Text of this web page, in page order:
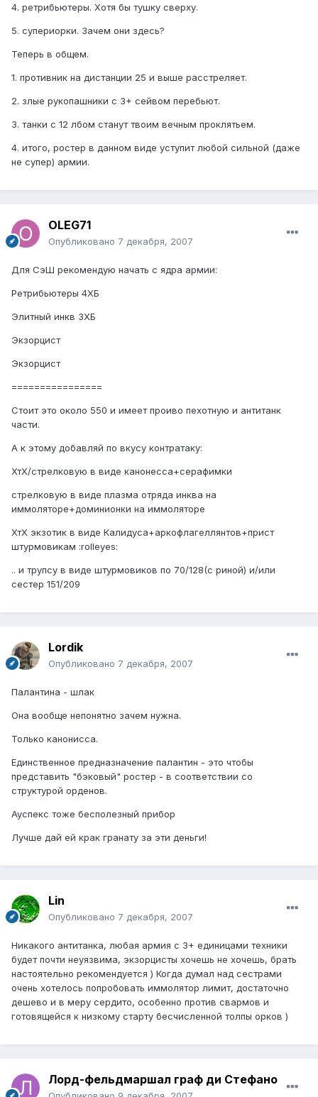
4. ретрибьютеры. Хотя бы тушку сверху.
5. супериорки. Зачем они здесь?
Теперь в общем.
1. противник на дистанции 25 и выше расстреляет.
2. злые рукопашники с 3+ сейвом перебьют.
3. танки с 12 лбом станут твоим вечным проклятьем.
4. итого, ростер в данном виде уступит любой сильной (даже
не супер) армии.
OLEG71
Опубликовано 7 декабря, 2007
Для СэШ рекомендую начать с ядра армии:
Ретрибьютеры 4ХБ
Элитный инкв 3ХБ
Экзорцист
Экзорцист
================
Стоит это около 550 и имеет проиво пехотную и антитанк
части.
А к этому добавляй по вкусу контратаку:
ХтХ/стрелковую в виде канонесса+серафимки
стрелковую в виде плазма отряда инква на
иммоляторе+доминионки на иммоляторе
ХтХ экзотик в виде Калидуса+аркофлагеллянтов+прист
штурмовикам :rolleyes:
.. и трупсу в виде штурмовиков по 70/128(с риной) и/или
сестер 151/209
Lordik
Опубликовано 7 декабря, 2007
Палантина - шлак
Она вообще непонятно зачем нужна.
Только канонисса.
Единственное предназначение палантин - это чтобы
представить "бэковый" ростер - в соответствии со
структурой орденов.
Ауспекс тоже бесполезный прибор
Лучше дай ей крак гранату за эти деньги!
Lin
Опубликовано 7 декабря, 2007
Никакого антитанка, любая армия с 3+ единицами техники
будет почти неуязвима, экзорцисты хочешь не хочешь, брать
настоятельно рекомендуется ) Когда думал над сестрами
очень хотелось попробовать иммолятор лимит, достаточно
дешево и в меру сердито, особенно против свармов и
готовящейся к низкому старту бесчисленной толпы орков )
Лорд-фельдмаршал граф ди Стефано